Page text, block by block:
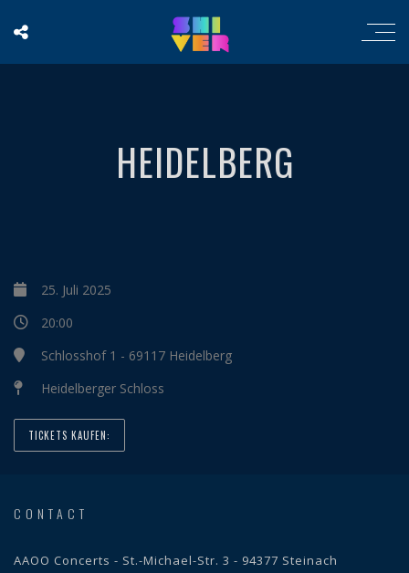
HEIDELBERG
25. Juli 2025
20:00
Schlosshof 1 - 69117 Heidelberg
Heidelberger Schloss
TICKETS KAUFEN:
CONTACT
AAOO Concerts - St.-Michael-Str. 3 - 94377 Steinach